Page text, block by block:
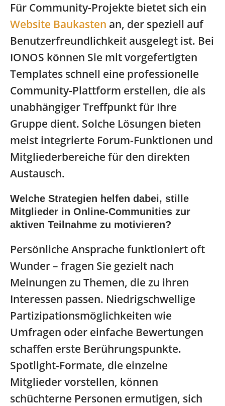
Für Community-Projekte bietet sich ein
Website Baukasten an, der speziell auf
Benutzerfreundlichkeit ausgelegt ist. Bei
IONOS können Sie mit vorgefertigten
Templates schnell eine professionelle
Community-Plattform erstellen, die als
unabhängiger Treffpunkt für Ihre
Gruppe dient. Solche Lösungen bieten
meist integrierte Forum-Funktionen und
Mitgliederbereiche für den direkten
Austausch.
Welche Strategien helfen dabei, stille
Mitglieder in Online-Communities zur
aktiven Teilnahme zu motivieren?
Persönliche Ansprache funktioniert oft
Wunder – fragen Sie gezielt nach
Meinungen zu Themen, die zu ihren
Interessen passen. Niedrigschwellige
Partizipationsmöglichkeiten wie
Umfragen oder einfache Bewertungen
schaffen erste Berührungspunkte.
Spotlight-Formate, die einzelne
Mitglieder vorstellen, können
schüchterne Personen ermutigen, sich